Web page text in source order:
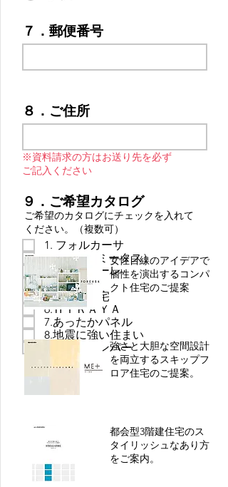
７．郵便番号
８．ご住所
※資料請求の方はお送り先を必ず
ご記入ください
９．ご希望カタログ
1. フォルカーサ
2．ME+（ミータス）
3.ステラトーレ
4.ベイジー
5.二世帯住宅
6.ＨＩＲＡＹＡ
7.あったかパネル
8.地震に強い住まい
9.テクノダンパー
女性目線のアイデアで
個性を演出するコンパ
クト住宅のご提案
強さと大胆な空間設計
を両立するスキップフ
ロア住宅のご提案。
都会型3階建住宅のス
タイリッシュなあり方
をご案内。
​ご希望のカタログにチェックを入れて
ください。（複数可）